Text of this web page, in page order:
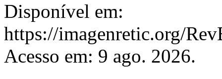
Disponível em:
https://imagenretic.org/
Acesso em: 9 ago. 2026.